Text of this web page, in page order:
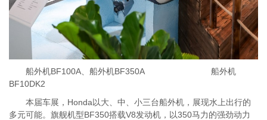
船外机BF100A、船外机BF350A 船外机
BF10DK2
本届车展，Honda以大、中、小三台船外机，展现水上出行的
多元可能。旗舰机型BF350搭载V8发动机，以350马力的强劲动力